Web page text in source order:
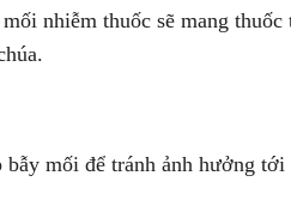
nhiễm thuốc sẽ mang thuốc
bẫy mối để tránh ảnh hưởng